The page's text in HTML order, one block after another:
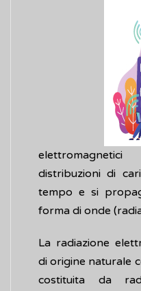
distribuzioni di
tempo e si
forma di onde
La radiazione
di origine naturale
costituita da